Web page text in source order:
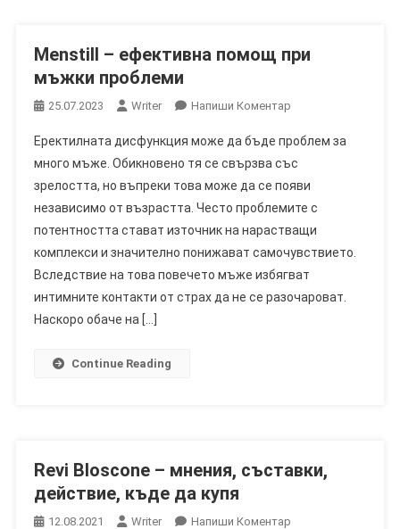
Menstill – ефективна помощ при
мъжки проблеми
25.07.2023 Writer Напиши КоментарOn
–
Ефективна
Помощ
При
Мъжки
Проблеми
Еректилната дисфункция може да бъде проблем за
много мъже. Обикновено тя се свързва със
зрелостта, но въпреки това може да се появи
независимо от възрастта. Често проблемите с
потентността стават източник на нарастващи
комплекси и значително понижават самочувствието.
Вследствие на това повечето мъже избягват
интимните контакти от страх да не се разочароват.
Наскоро обаче на […]
Continue Reading
Revi Bloscone – мнения, съставки,
действие, къде да купя
12.08.2021 Writer Напиши КоментарOn